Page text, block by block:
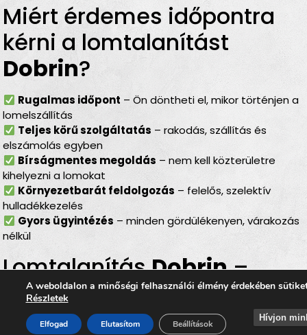
Miért érdemes időpontra
kérni a lomtalanítást
Dobrin?
Rugalmas időpont – Ön döntheti el, mikor történjen a
lomelszállítás
Teljes körű szolgáltatás – rakodás, szállítás és
elszámolás egyben
Bírságmentes megoldás – nem kell közterületre
kihelyezni a lomokat
Környezetbarát feldolgozás – felelős, szelektív
hulladékkezelés
Gyors ügyintézés – minden gördülékenyen, várakozás
nélkül
LomtalanításDobrin–
ideális választás minden
helyzetben
A weboldalon a minőségi felhasználói élmény érdekében
Részletek
Elfogad Elutasítom Beállítások
Hívjon